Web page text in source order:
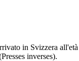
in Svizzera
inverses).